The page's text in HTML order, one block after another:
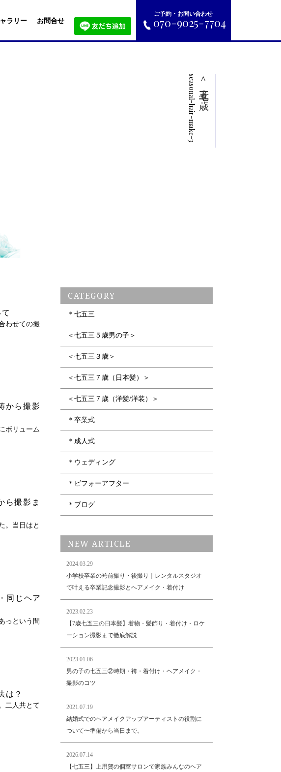
ラリー お問合せ
ご予約・お問い合わせ
070-9025-7704
＜七五三３歳＞
seasonal-hair-make-3
わせての撮
から撮影
ボリューム
ら撮影ま
。当日はと
同じヘア
っという間
は？
二人共とて
CATEGORY
＊七五三
＜七五三５歳男の子＞
＜七五三３歳＞
＜七五三７歳（日本髪）＞
＜七五三７歳（洋髪/洋装）＞
＊卒業式
＊成人式
＊ウェディング
＊ビフォーアフター
＊ブログ
NEW ARTICLE
2024.03.29
小学校卒業の袴前撮り・後撮り｜レンタルスタジオ
で叶える卒業記念撮影とヘアメイク・着付け
2023.02.23
【7歳七五三の日本髪】着物・髪飾り・着付け・ロケ
ーション撮影まで徹底解説
2023.01.06
男の子の七五三②時期・袴・着付け・ヘアメイク・
撮影のコツ
2021.07.19
結婚式でのヘアメイクアップアーティストの役割に
ついて〜準備から当日まで。
2026.07.14
【七五三】上用賀の個室サロンで家族みんなのヘア